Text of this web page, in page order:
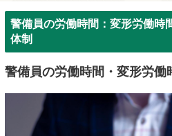
警備員の労働時間：変形労働時
体制
警備員の労働時間・変形労働